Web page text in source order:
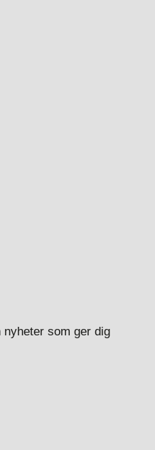
som ger dig